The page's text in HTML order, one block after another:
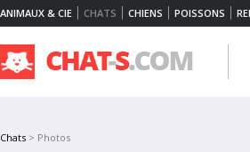
ANIMAUX & CIE CHATS CHIENS POISSONS
Chats > Photos